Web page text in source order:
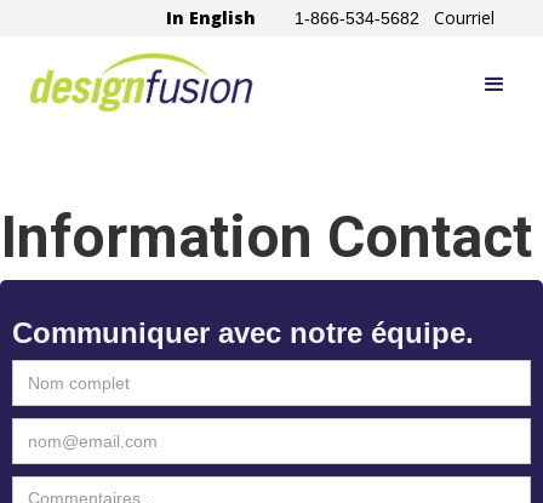
In English 1-866-534-5682 Courriel
Information Contact
Communiquer avec notre équipe.